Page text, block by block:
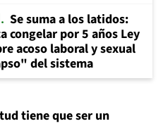
Se suma a los latidos:
congelar por 5 años Ley
acoso laboral y sexual
del sistema
tiene que ser un